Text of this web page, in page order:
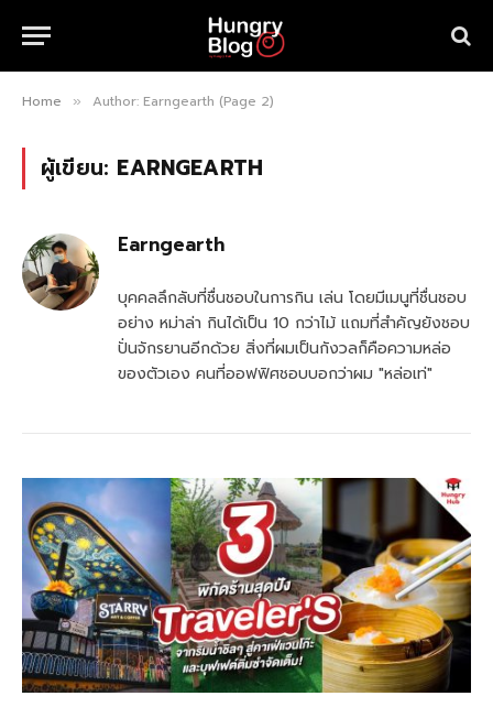
Home » Author: Earngearth (Page 2)
ผู้เขียน: EARNGEARTH
Earngearth
บุคคลลึกลับที่ชื่นชอบในการกิน เล่น โดยมีเมนูที่ชื่นชอบ
อย่าง หม่าล่า กินได้เป็น 10 กว่าไม้ แถมที่สำคัญยังชอบ
ปั่นจักรยานอีกด้วย สิ่งที่ผมเป็นกังวลก็คือความหล่อ
ของตัวเอง คนที่ออฟฟิศชอบบอกว่าผม "หล่อเท่"